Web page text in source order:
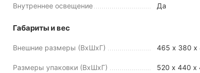
Внутреннее освещение Да
Габариты и вес
Внешние размеры (ВхШхГ) 465 x 380
Размеры упаковки (ВхШхГ) 520 x 440